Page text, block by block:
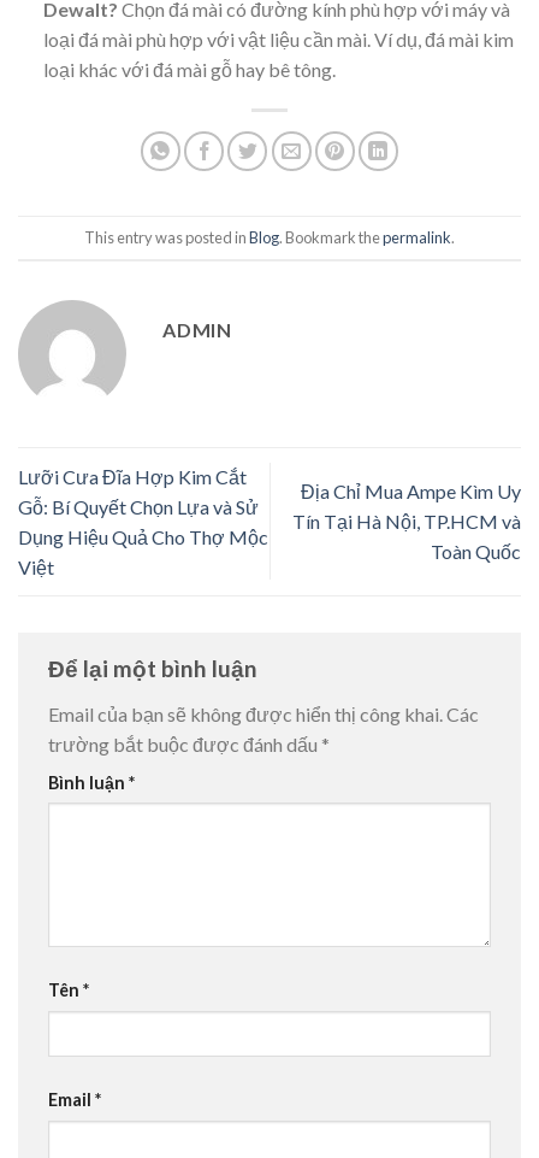
Dewalt? Chọn đá mài có đường kính phù hợp với máy và
loại đá mài phù hợp với vật liệu cần mài. Ví dụ, đá mài kim
loại khác với đá mài gỗ hay bê tông.
This entry was posted inBlog. Bookmark thepermalink.
ADMIN
Lưỡi Cưa Đĩa Hợp Kim Cắt
Gỗ: Bí Quyết Chọn Lựa và Sử
Dụng Hiệu Quả Cho Thợ Mộc
Việt
Địa Chỉ Mua Ampe Kìm Uy
Tín Tại Hà Nội, TP.HCM và
Toàn Quốc
Để lại một bình luận
Email của bạn sẽ không được hiển thị công khai. Các
trường bắt buộc được đánh dấu *
Bình luận *
Tên *
Email *